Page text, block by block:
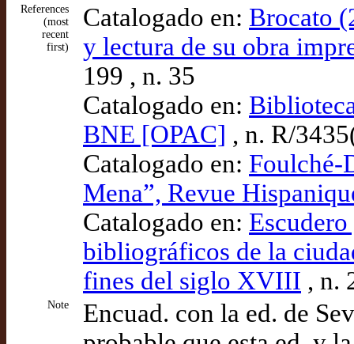
References
(most
recent
first)
Catalogado en: Brocato
y lectura de su obra
199 , n. 35
Catalogado en:
BNE [OPAC] , n. R/
Catalogado en: Foulché-
Mena”, Revue
Catalogado en:
bibliográficos de la
fines del siglo XVIII , n.
Note
Encuad. con la ed. de